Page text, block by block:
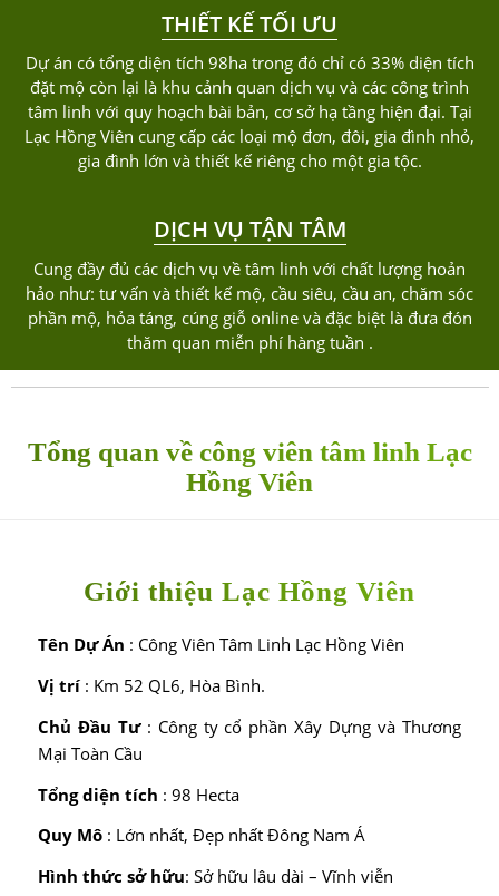
THIẾT KẾ TỐI ƯU
Dự án có tổng diện tích 98ha trong đó chỉ có 33% diện tích
đặt mộ còn lại là khu cảnh quan dịch vụ và các công trình
tâm linh với quy hoạch bài bản, cơ sở hạ tầng hiện đại. Tại
Lạc Hồng Viên cung cấp các loại mộ đơn, đôi, gia đình nhỏ,
gia đình lớn và thiết kế riêng cho một gia tộc.
DỊCH VỤ TẬN TÂM
Cung đầy đủ các dịch vụ về tâm linh với chất lượng hoản
hảo như: tư vấn và thiết kế mộ, cầu siêu, cầu an, chăm sóc
phần mộ, hỏa táng, cúng giỗ online và đặc biệt là đưa đón
thăm quan miễn phí hàng tuần .
Tổng quan về công viên tâm linh Lạc
Hồng Viên
Giới thiệu Lạc Hồng Viên
Tên Dự Án : Công Viên Tâm Linh Lạc Hồng Viên
Vị trí: Km 52 QL6, Hòa Bình.
Chủ Đầu Tư: Công ty cổ phần Xây Dựng và Thương
Mại Toàn Cầu
Tổng diện tích : 98 Hecta
Quy Mô: Lớn nhất, Đẹp nhất Đông Nam Á
Hình thức sở hữu: Sở hữu lâu dài – Vĩnh viễn